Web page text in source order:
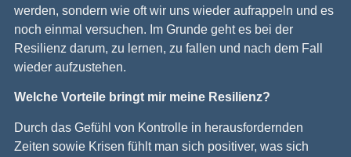
werden, sondern wie oft wir uns wieder aufrappeln und es
noch einmal versuchen. Im Grunde geht es bei der
Resilienz darum, zu lernen, zu fallen und nach dem Fall
wieder aufzustehen.
Welche Vorteile bringt mir meine Resilienz?
Durch das Gefühl von Kontrolle in herausfordernden
Zeiten sowie Krisen fühlt man sich positiver, was sich